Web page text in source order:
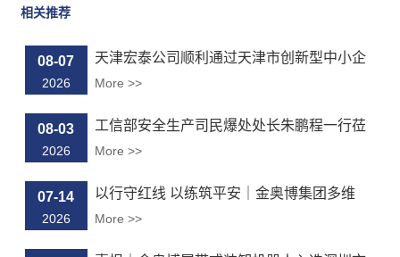
相关推荐
08-07
2026
天津宏泰公司顺利通过天津市创新型中小企
业...
More >>
08-03
2026
工信部安全生产司民爆处处长朱鹏程一行莅
临...
More >>
07-14
2026
以行守红线 以练筑平安｜金奥博集团多维
度...
More >>